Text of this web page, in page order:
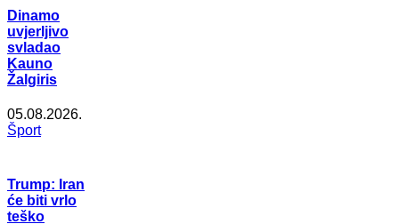
Dinamo
uvjerljivo
svladao
Kauno
Žalgiris
05.08.2026.
Šport
Trump: Iran
će biti vrlo
teško